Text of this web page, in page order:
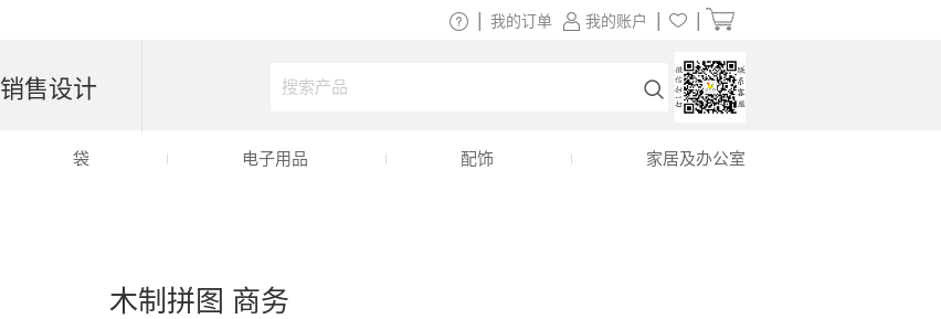
木制拼图 商务
我的账户
我的订单
销售设计
袋 电子用品 配饰 家居及办公室